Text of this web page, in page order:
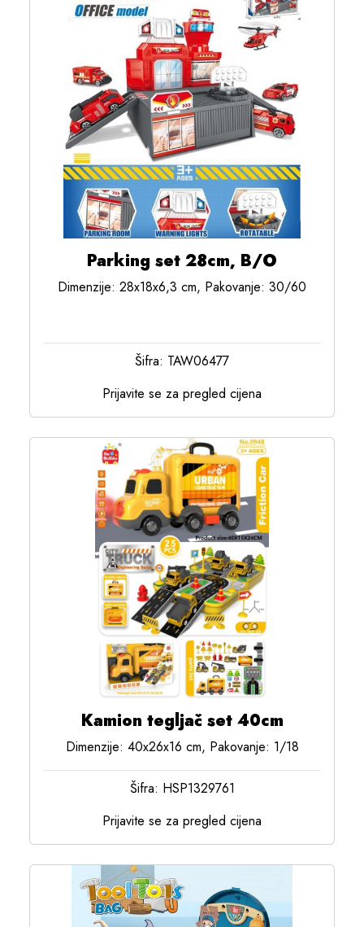
Parking set 28cm, B/O
Dimenzije: 28x18x6,3 cm, Pakovanje: 30/60
Šifra: TAW06477
Prijavite se za pregled cijena
Kamion tegljač set 40cm
Dimenzije: 40x26x16 cm, Pakovanje: 1/18
Šifra: HSP1329761
Prijavite se za pregled cijena